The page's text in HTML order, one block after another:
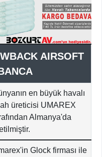
AIRSOFT
en büyük havalı
üreticisi UMAREX
Almanya'da
Glock firması ile